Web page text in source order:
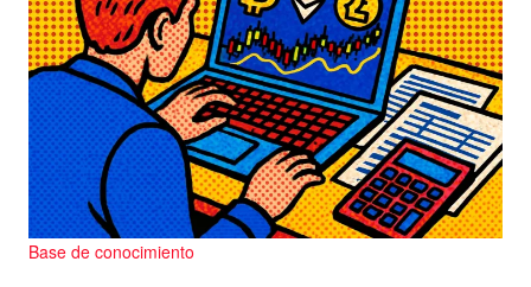
Base de conocimiento